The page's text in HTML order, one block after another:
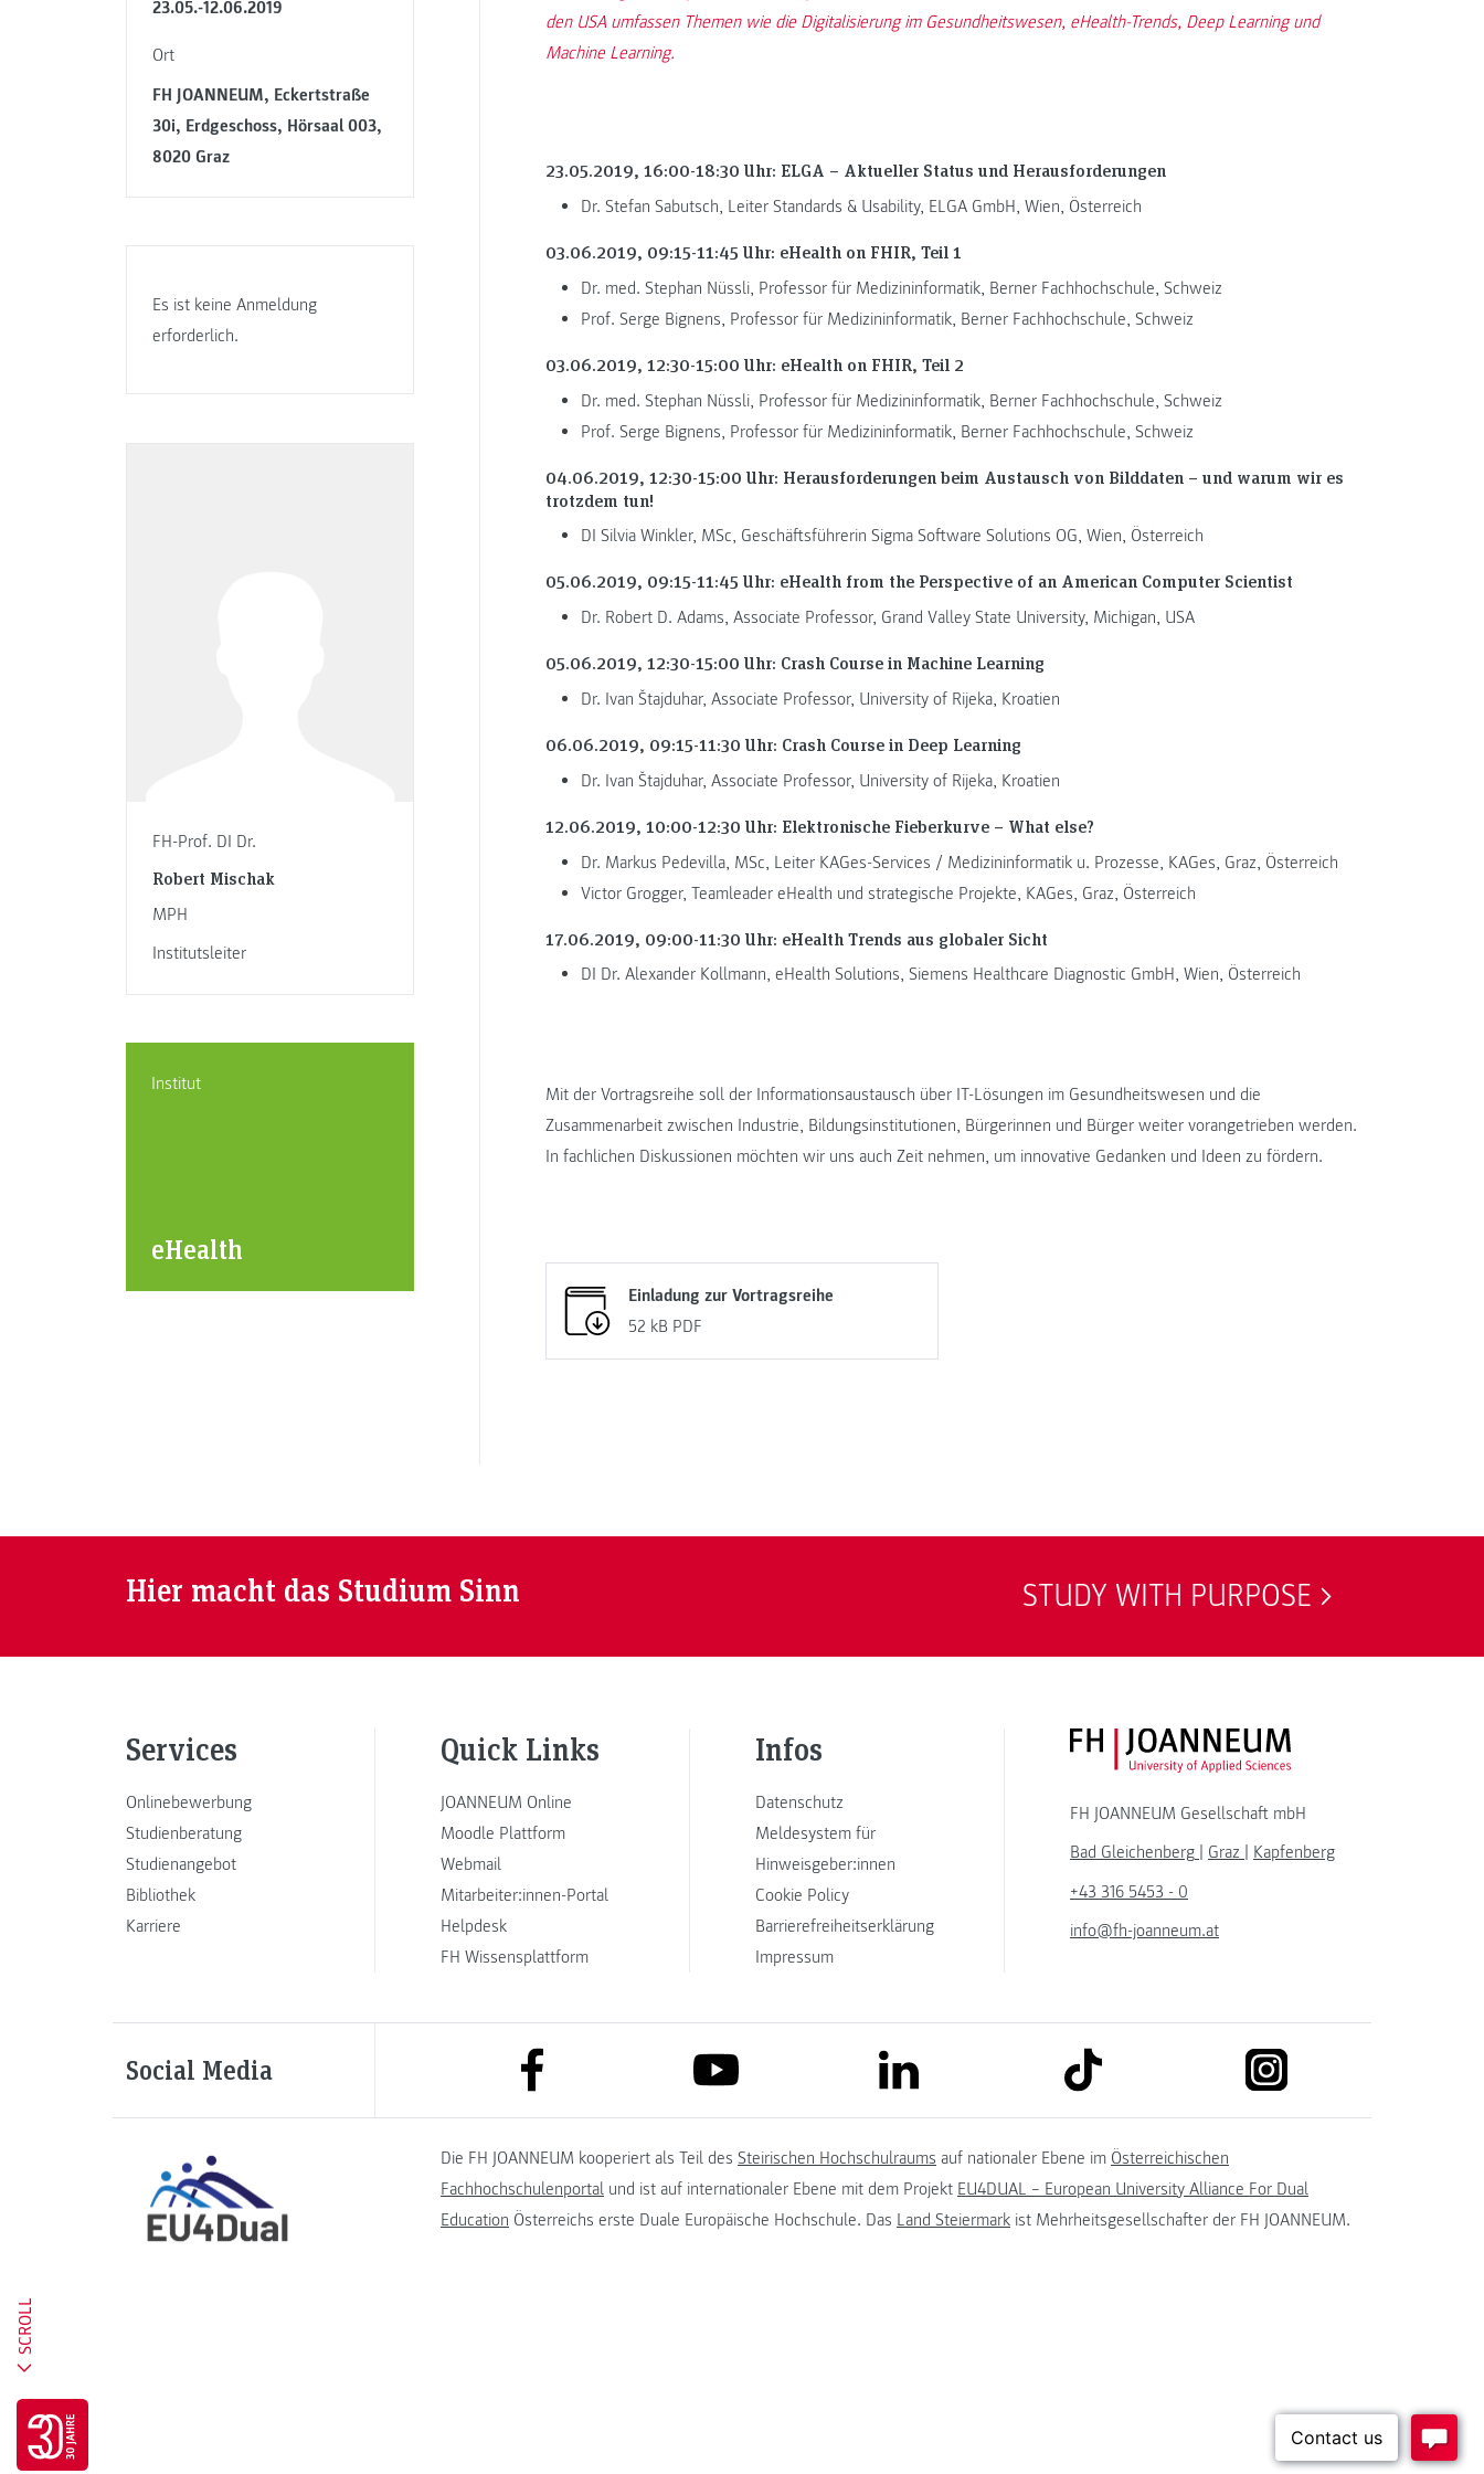
23.05.-12.06.2019
Ort
FH JOANNEUM, Eckertstraße
30i, Erdgeschoss, Hörsaal 003,
8020 Graz
Es ist keine Anmeldung
erforderlich.
FH-Prof. DI Dr.
Robert Mischak
MPH
Institutsleiter
Institut
eHealth
den USA umfassen Themen wie die Digitalisierung im Gesundheitswesen, eHealth-Trends, Deep Learning und
Machine Learning.
23.05.2019, 16:00-18:30 Uhr: ELGA – Aktueller Status und Herausforderungen
Dr. Stefan Sabutsch, Leiter Standards & Usability, ELGA GmbH, Wien, Österreich
03.06.2019, 09:15-11:45 Uhr: eHealth on FHIR, Teil 1
Dr. med. Stephan Nüssli, Professor für Medizininformatik, Berner Fachhochschule, Schweiz
Prof. Serge Bignens, Professor für Medizininformatik, Berner Fachhochschule, Schweiz
03.06.2019, 12:30-15:00 Uhr: eHealth on FHIR, Teil 2
Dr. med. Stephan Nüssli, Professor für Medizininformatik, Berner Fachhochschule, Schweiz
Prof. Serge Bignens, Professor für Medizininformatik, Berner Fachhochschule, Schweiz
04.06.2019, 12:30-15:00 Uhr: Herausforderungen beim Austausch von Bilddaten – und warum wir es
trotzdem tun!
DI Silvia Winkler, MSc, Geschäftsführerin Sigma Software Solutions OG, Wien, Österreich
05.06.2019, 09:15-11:45 Uhr: eHealth from the Perspective of an American Computer Scientist
Dr. Robert D. Adams, Associate Professor, Grand Valley State University, Michigan, USA
05.06.2019, 12:30-15:00 Uhr: Crash Course in Machine Learning
Dr. Ivan Štajduhar, Associate Professor, University of Rijeka, Kroatien
06.06.2019, 09:15-11:30 Uhr: Crash Course in Deep Learning
Dr. Ivan Štajduhar, Associate Professor, University of Rijeka, Kroatien
12.06.2019, 10:00-12:30 Uhr: Elektronische Fieberkurve – What else?
Dr. Markus Pedevilla, MSc, Leiter KAGes-Services / Medizininformatik u. Prozesse, KAGes, Graz, Österreich
Victor Grogger, Teamleader eHealth und strategische Projekte, KAGes, Graz, Österreich
17.06.2019, 09:00-11:30 Uhr: eHealth Trends aus globaler Sicht
DI Dr. Alexander Kollmann, eHealth Solutions, Siemens Healthcare Diagnostic GmbH, Wien, Österreich
Mit der Vortragsreihe soll der Informationsaustausch über IT-Lösungen im Gesundheitswesen und die
Zusammenarbeit zwischen Industrie, Bildungsinstitutionen, Bürgerinnen und Bürger weiter vorangetrieben werden.
In fachlichen Diskussionen möchten wir uns auch Zeit nehmen, um innovative Gedanken und Ideen zu fördern.
Einladung zur Vortragsreihe
52 kB PDF
SCROLL
Hier macht das Studium Sinn STUDY WITH PURPOSE
Services
Onlinebewerbung
Studienberatung
Studienangebot
Bibliothek
Karriere
Quick Links
JOANNEUM Online
Moodle Plattform
Webmail
Mitarbeiter:innen-Portal
Helpdesk
FH Wissensplattform
Infos
Datenschutz
Meldesystem für
Hinweisgeber:innen
Cookie Policy
Barrierefreiheitserklärung
Impressum
FH JOANNEUM Logo
FH JOANNEUM Gesellschaft mbH
Bad Gleichenberg
Graz
Kapfenberg
+43 316 5453 - 0
info@fh-joanneum.at
Social Media link to facebook link to youtube link to linkedin link to tiktok
Die FH JOANNEUM kooperiert als Teil des Steirischen Hochschulraums auf nationaler Ebene im Österreichischen
Fachhochschulenportal und ist auf internationaler Ebene mit dem Projekt EU4DUAL – European University Alliance For Dual
Education Österreichs erste Duale Europäische Hochschule. Das Land Steiermark ist Mehrheitsgesellschafter der FH JOANNEUM.